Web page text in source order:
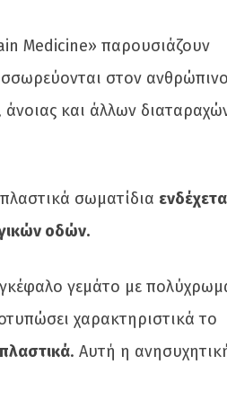
Medicine» παρουσιάζουν
στον ανθρώπινο
και άλλων
σωματίδια
οδών.
γεμάτο με
χαρακτηριστικά το
. Αυτή η